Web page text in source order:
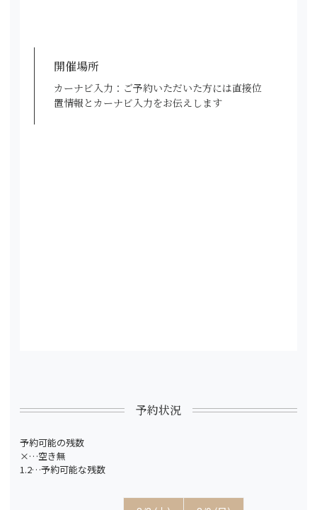
開催場所
カーナビ入力：ご予約いただいた方には直接位
置情報とカーナビ入力をお伝えします
予約状況
予約可能の残数
×…空き無
1.2…予約可能な残数